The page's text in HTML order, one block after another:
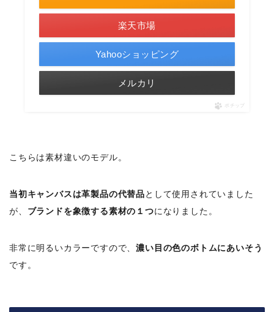
楽天市場
Yahooショッピング
メルカリ
ポチップ
こちらは素材違いのモデル。
当初キャンバスは革製品の代替品として使用されていました
が、 ブランドを象徴する素材の１つになりました。
非常に明るいカラーですので、濃い目の色のボトムにあいそう
です。